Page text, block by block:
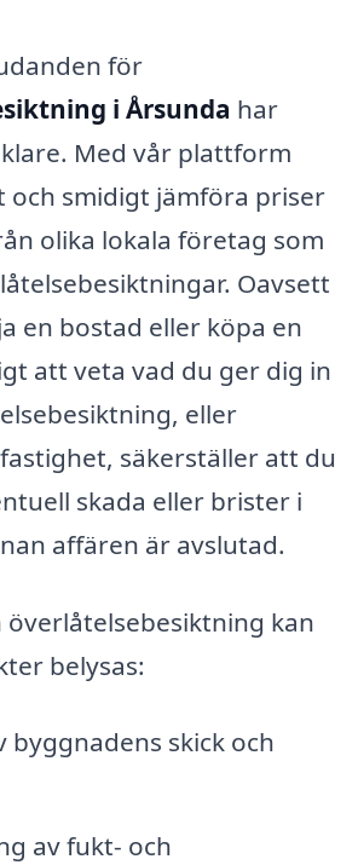
för
i Årsunda har
Med vår plattform
och smidigt jämföra priser
olika lokala företag som
Oavsett
en bostad eller köpa en
att veta vad du ger dig in
eller
säkerställer att du
skada eller brister i
affären är avslutad.
överlåtelsebesiktning kan
belysas:
byggnadens skick och
av fukt- och